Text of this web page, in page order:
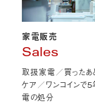
家電販売
Sales
取扱家電／買ったあ
ケア／ワンコインで
電の処分